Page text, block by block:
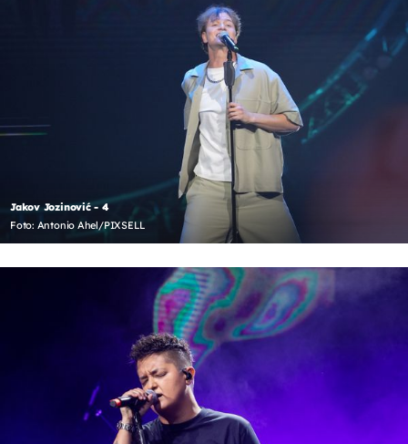
Jakov Jozinović - 4
Foto: Antonio Ahel/PIXSELL